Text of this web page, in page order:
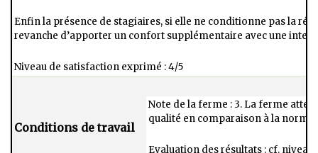
Enfin la présence de stagiaires, si elle ne​ conditionne pas la
revanche d’apporter un​ confort supplémentaire avec une
Niveau de satisfaction exprimé : 4/5
Conditions de travail
Note de la ferme : 3. La ferme
qualité en comparaison à la norme
Evaluation des résultats : cf.